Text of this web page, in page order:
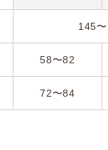
145
58〜82
72〜84